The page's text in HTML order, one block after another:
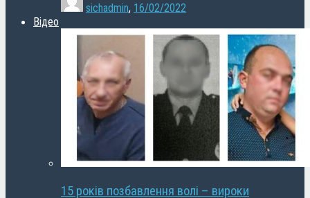
sichadmin, 16/02/2022
Відео
15 років позбавлення волі – вироки